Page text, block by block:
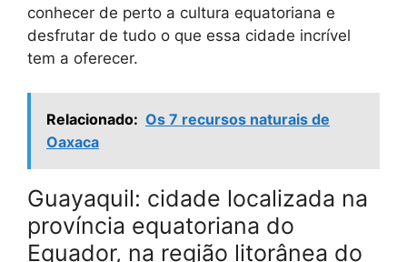
conhecer de perto a cultura equatoriana e
desfrutar de tudo o que essa cidade incrível
tem a oferecer.
Relacionado: Os 7 recursos naturais de
Oaxaca
Guayaquil: cidade localizada na
província equatoriana do
Equador, na região litorânea do